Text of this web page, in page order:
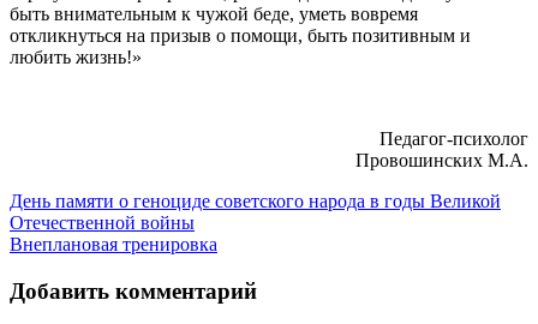
быть внимательным к чужой беде, уметь вовремя
откликнуться на призыв о помощи, быть позитивным и
любить жизнь!»
Педагог-психолог
Провошинских М.А.
Навигация
по
День памяти о геноциде советского народа в годы Великой
Отечественной войны
Внеплановая тренировка
Добавить комментарий